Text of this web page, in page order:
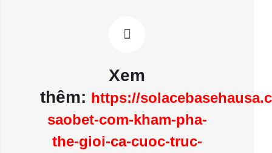
Xem
thêm: https://
saobet-com-kham-pha-
the-gioi-ca-cuoc-truc-